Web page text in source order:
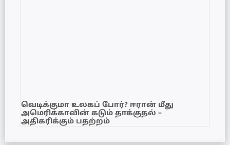
வெடிக்குமா உலகப் போர்? ஈரான் மீது
அமெரிக்காவின் கடும் தாக்குதல் –
அதிகரிக்கும் பதற்றம்